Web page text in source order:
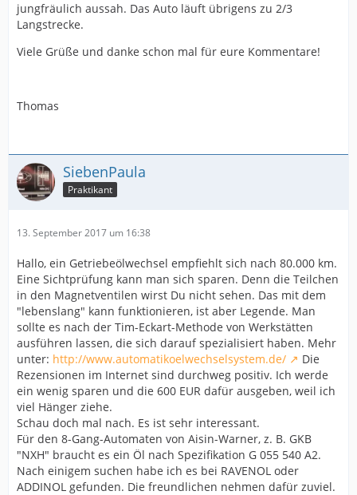
jungfräulich aussah. Das Auto läuft übrigens zu 2/3
Langstrecke.
Viele Grüße und danke schon mal für eure Kommentare!
Thomas
SiebenPaula
Praktikant
13. September 2017 um 16:38
Hallo, ein Getriebeölwechsel empfiehlt sich nach 80.000 km.
Eine Sichtprüfung kann man sich sparen. Denn die Teilchen
in den Magnetventilen wirst Du nicht sehen. Das mit dem
"lebenslang" kann funktionieren, ist aber Legende. Man
sollte es nach der Tim-Eckart-Methode von Werkstätten
ausführen lassen, die sich darauf spezialisiert haben. Mehr
unter: http://www.automatikoelwechselsystem.de/
Die
Rezensionen im Internet sind durchweg positiv. Ich werde
ein wenig sparen und die 600 EUR dafür ausgeben, weil ich
viel Hänger ziehe.
Schau doch mal nach. Es ist sehr interessant.
Für den 8-Gang-Automaten von Aisin-Warner, z. B. GKB
"NXH" braucht es ein Öl nach Spezifikation G 055 540 A2.
Nach einigem suchen habe ich es bei RAVENOL oder
ADDINOL gefunden. Die freundlichen nehmen dafür zuviel.